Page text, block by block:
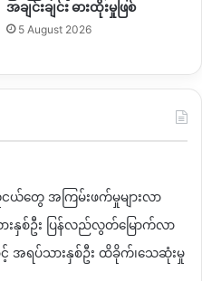
အချင်းချင်း ဓားထိုးမှုဖြစ်
5 August 2026
တွေ အကြမ်းဖက်မှုများလာ
ားနှစ်ဦး ပြန်လည်လွတ်မြောက်လာ
အရပ်သားနှစ်ဦး ထိခိုက်၊သေဆုံးမှု